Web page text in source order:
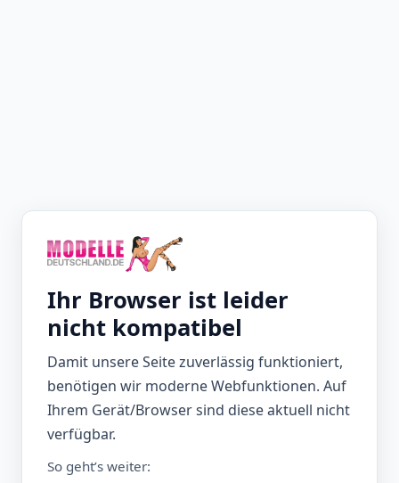
Ihr Browser ist leider
nicht kompatibel
Damit unsere Seite zuverlässig funktioniert,
benötigen wir moderne Webfunktionen. Auf
Ihrem Gerät/Browser sind diese aktuell nicht
verfügbar.
So geht’s weiter: